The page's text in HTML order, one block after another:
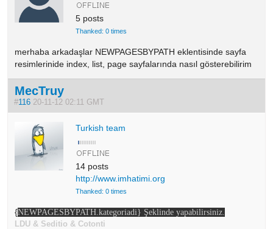
5 posts
Thanked: 0 times
merhaba arkadaşlar NEWPAGESBYPATH eklentisinde sayfa
resimlerinide index, list, page sayfalarında nasıl gösterebilirim
MecTruy
#116 20-11-12 02:11 GMT
Turkish team
14 posts
http://www.imhatimi.org
Thanked: 0 times
{NEWPAGESBYPATH.kategoriadi} Şeklinde yapabilirsiniz.
LDU & Seditio & Cotonti